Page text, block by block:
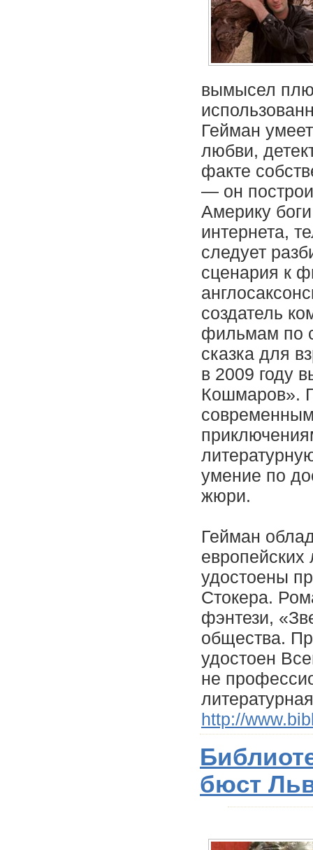
вымысел
Гейман
любви,
факте
— он
Америку
интернета,
следует
сценария к
создатель
фильмам по
сказка для
в 2009 году
Кошмаров».
умение по
жюри.
Гейман
европейских
удостоены
Стокера.
фэнтези,
общества.
удостоен
не
http://
бюст